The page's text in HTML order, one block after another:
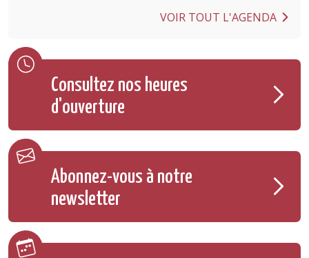
VOIR TOUT L'AGENDA
Consultez nos heures
d'ouverture
Abonnez-vous à notre
newsletter